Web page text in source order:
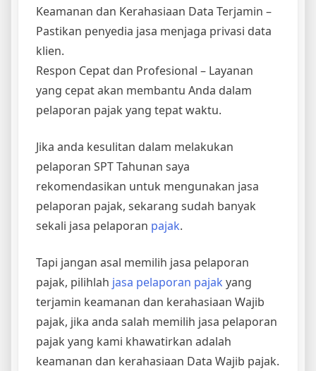
Keamanan dan Kerahasiaan Data Terjamin –
Pastikan penyedia jasa menjaga privasi data
klien.
Respon Cepat dan Profesional – Layanan
yang cepat akan membantu Anda dalam
pelaporan pajak yang tepat waktu.
Jika anda kesulitan dalam melakukan
pelaporan SPT Tahunan saya
rekomendasikan untuk mengunakan jasa
pelaporan pajak, sekarang sudah banyak
sekali jasa pelaporan pajak.
Tapi jangan asal memilih jasa pelaporan
pajak, pilihlah jasa pelaporan pajak yang
terjamin keamanan dan kerahasiaan Wajib
pajak, jika anda salah memilih jasa pelaporan
pajak yang kami khawatirkan adalah
keamanan dan kerahasiaan Data Wajib pajak.